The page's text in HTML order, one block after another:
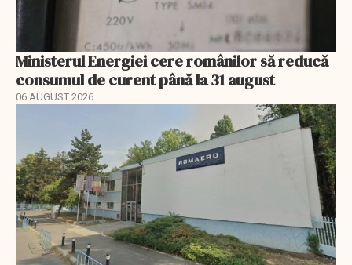
Ministerul Energiei cere românilor să reducă
consumul de curent până la 31 august
06 AUGUST 2026